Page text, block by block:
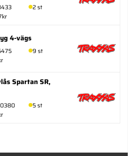
2 st
4-vägs
9 st
Spartan SR,
5 st